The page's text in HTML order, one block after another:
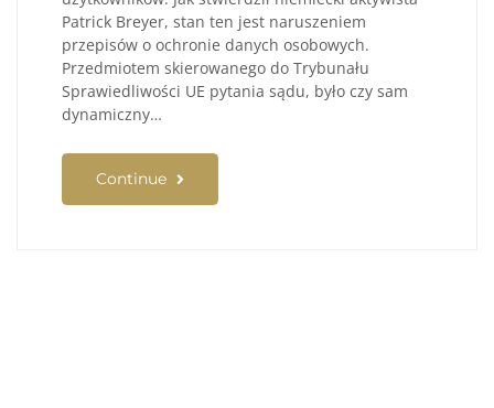
Patrick Breyer, stan ten jest naruszeniem
przepisów o ochronie danych osobowych.
Przedmiotem skierowanego do Trybunału
Sprawiedliwości UE pytania sądu, było czy sam
dynamiczny…
Continue